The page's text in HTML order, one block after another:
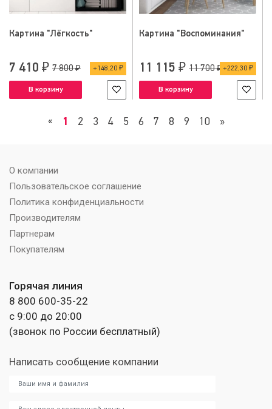
Картина "Лёгкость"
7 410 ₽ 7 800 ₽ 148,20 ₽
В корзину
Картина "Воспоминания"
11 115 ₽ 11 700 ₽ 222,30 ₽
В корзину
« 1 2 3 4 5 6 7 8 9 10 »
О компании
Пользовательское соглашение
Политика конфиденциальности
Производителям
Партнерам
Покупателям
Горячая линия
8 800 600-35-22
с 9:00 до 20:00
(звонок по России бесплатный)
Написать сообщение компании